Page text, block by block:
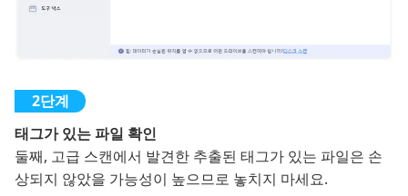
태그가 있는 파일 확인
둘째, 고급 스캔에서 발견한 추출된 태그가 있는 파일은 손
상되지 않았을 가능성이 높으므로 놓치지 마세요.